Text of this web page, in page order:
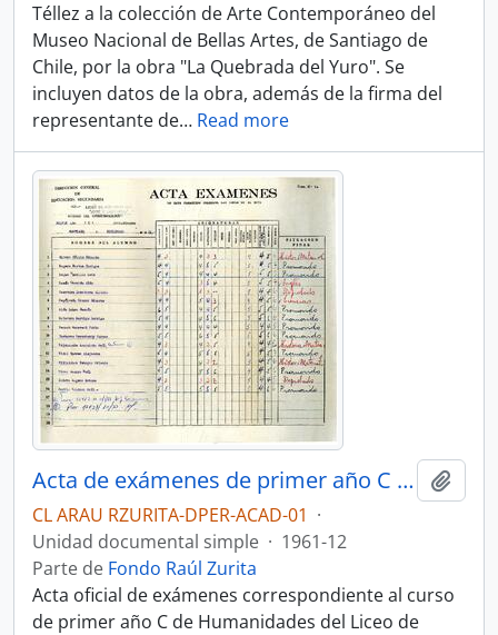
Téllez a la colección de Arte Contemporáneo del
Museo Nacional de Bellas Artes, de Santiago de
Chile, por la obra "La Quebrada del Yuro". Se
incluyen datos de la obra, además de la firma del
representante de… Read more
Acta de exámenes de primer año C de Humanidades del Liceo José Victorino Lastarria
CL ARAU RZURITA-DPER-ACAD-01 ·
Unidad documental simple · 1961-12
Parte de Fondo Raúl Zurita
Acta oficial de exámenes correspondiente al curso
de primer año C de Humanidades del Liceo de